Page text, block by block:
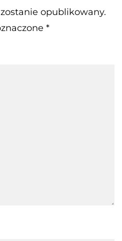
opublikowany.
*